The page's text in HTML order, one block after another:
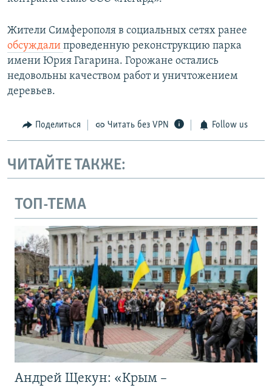
Жители Симферополя в социальных сетях ранее
обсуждали проведенную реконструкцию парка
имени Юрия Гагарина. Горожане остались
недовольны качеством работ и уничтожением
деревьев.
Поделиться Читать без VPN Follow us
ЧИТАЙТЕ ТАКЖЕ:
ТОП-ТЕМА
Андрей Щекун: «Крым –